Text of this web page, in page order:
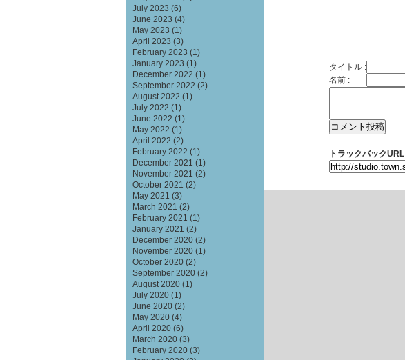
タイトル :
名前 :
トラックバックURL
July 2023 (6)
June 2023 (4)
May 2023 (1)
April 2023 (3)
February 2023 (1)
January 2023 (1)
December 2022 (1)
September 2022 (2)
August 2022 (1)
July 2022 (1)
June 2022 (1)
May 2022 (1)
April 2022 (2)
February 2022 (1)
December 2021 (1)
November 2021 (2)
October 2021 (2)
May 2021 (3)
March 2021 (2)
February 2021 (1)
January 2021 (2)
December 2020 (2)
November 2020 (1)
October 2020 (2)
September 2020 (2)
August 2020 (1)
July 2020 (1)
June 2020 (2)
May 2020 (4)
April 2020 (6)
March 2020 (3)
February 2020 (3)